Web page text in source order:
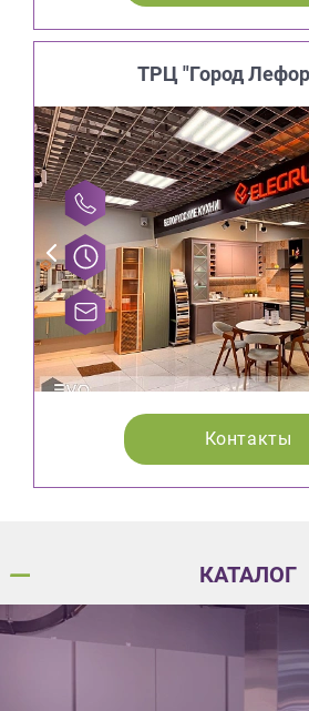
ТРЦ "Город
Контакты
КАТАЛОГ